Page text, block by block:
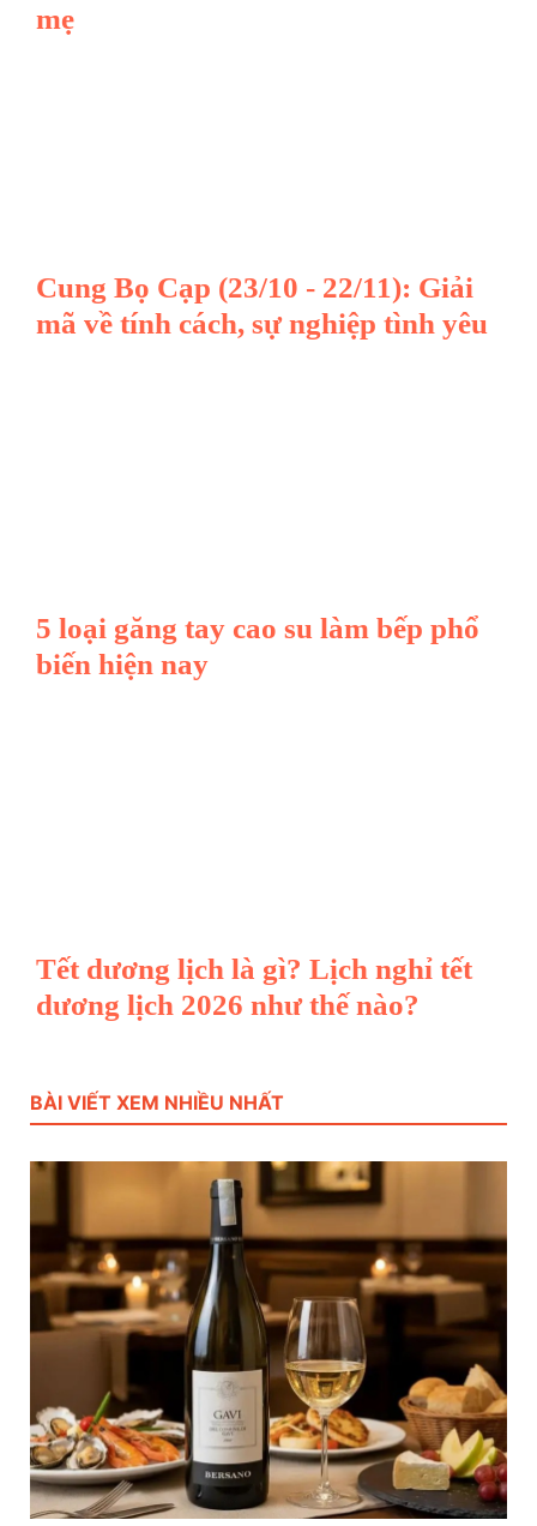
mẹ
Cung Bọ Cạp (23/10 - 22/11): Giải
mã về tính cách, sự nghiệp tình yêu
5 loại găng tay cao su làm bếp phổ
biến hiện nay
Tết dương lịch là gì? Lịch nghỉ tết
dương lịch 2026 như thế nào?
BÀI VIẾT XEM NHIỀU NHẤT